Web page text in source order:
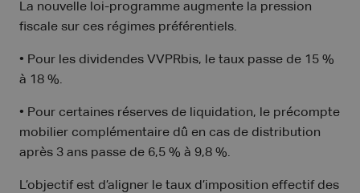
La nouvelle loi-programme augmente la pression
fiscale sur ces régimes préférentiels.
• Pour les dividendes VVPRbis, le taux passe de 15 %
à 18 %.
• Pour certaines réserves de liquidation, le précompte
mobilier complémentaire dû en cas de distribution
après 3 ans passe de 6,5 % à 9,8 %.
L’objectif est d’aligner le taux d’imposition effectif des